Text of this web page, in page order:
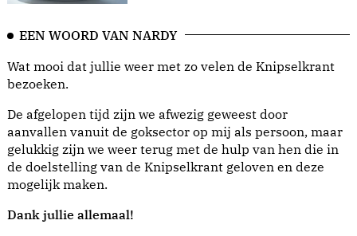
EEN WOORD VAN NARDY
Wat mooi dat jullie weer met zo velen de Knipselkrant
bezoeken.
De afgelopen tijd zijn we afwezig geweest door
aanvallen vanuit de goksector op mij als persoon, maar
gelukkig zijn we weer terug met de hulp van hen die in
de doelstelling van de Knipselkrant geloven en deze
mogelijk maken.
Dank jullie allemaal!